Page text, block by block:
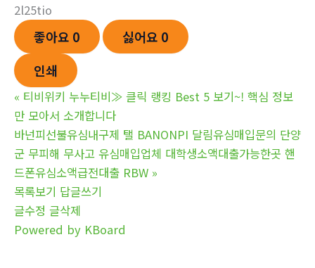
2l25tio
좋아요 0 싫어요 0
인쇄
« 티비위키 누누티비≫ 클릭 랭킹 Best 5 보기~! 핵심 정보
만 모아서 소개합니다
바넌피선불유심내구제 탤 BANONPI 달림유심매입문의 단양
군 무피해 무사고 유심매입업체 대학생소액대출가능한곳 핸
드폰유심소액급전대출 RBW »
목록보기 답글쓰기
글수정 글삭제
Powered by KBoard